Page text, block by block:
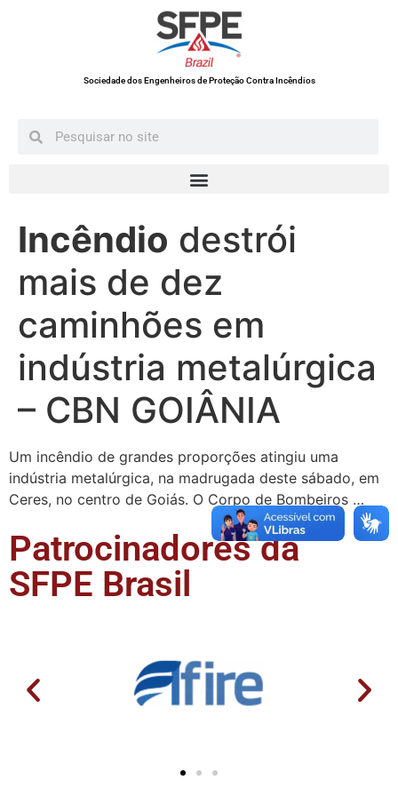
Sociedade dos Engenheiros de Proteção Contra Incêndios
Incêndio destrói
mais de dez
caminhões em
indústria metalúrgica
– CBN GOIÂNIA
Um incêndio de grandes proporções atingiu uma
indústria metalúrgica, na madrugada deste sábado, em
Ceres, no centro de Goiás. O Corpo de Bombeiros …
Patrocinadores da
SFPE Brasil